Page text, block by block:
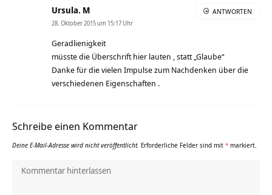
Ursula. M
28. Oktober 2015 um 15:17 Uhr
Geradlienigkeit
müsste die Überschrift hier lauten , statt „Glaube“
Danke für die vielen Impulse zum Nachdenken über die
verschiedenen Eigenschaften .
ANTWORTEN
Schreibe einen Kommentar
Deine E-Mail-Adresse wird nicht veröffentlicht. Erforderliche Felder sind mit * markiert.